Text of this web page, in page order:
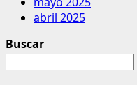
abril 2025
Buscar